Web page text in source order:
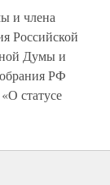
и члена
Российской
Думы и
РФ
статусе